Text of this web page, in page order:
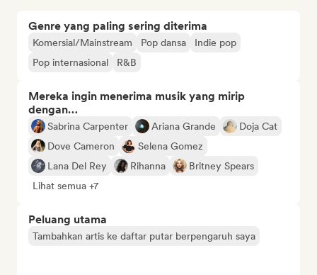
Genre yang paling sering diterima
Komersial/Mainstream Pop dansa
Indie pop
Pop internasional
R&B
Mereka ingin menerima musik yang mirip
dengan…
Sabrina Carpenter Ariana Grande
Doja Cat
Dove Cameron
Selena Gomez
Lana Del Rey
Rihanna
Britney Spears
Lihat semua +7
Peluang utama
Tambahkan artis ke daftar putar berpengaruh saya